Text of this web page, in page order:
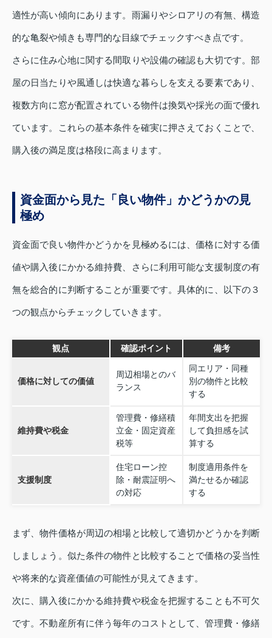
適性が高い傾向にあります。雨漏りやシロアリの有無、構造
的な亀裂や傾きも専門的な目線でチェックすべき点です。
さらに住み心地に関する間取りや設備の確認も大切です。部
屋の日当たりや風通しは快適な暮らしを支える要素であり、
複数方向に窓が配置されている物件は換気や採光の面で優れ
ています。これらの基本条件を確実に押さえておくことで、
購入後の満足度は格段に高まります。
資金面から見た「良い物件」かどうかの見
極め
資金面で良い物件かどうかを見極めるには、価格に対する価
値や購入後にかかる維持費、さらに利用可能な支援制度の有
無を総合的に判断することが重要です。具体的に、以下の３
つの観点からチェックしていきます。
観点 確認ポイント 備考
価格に対しての価値
周辺相場とのバ
ランス
同エリア・同種
別の物件と比較
する
維持費や税金
管理費・修繕積
立金・固定資産
税等
年間支出を把握
して負担感を試
算する
支援制度
住宅ローン控
除・耐震証明へ
の対応
制度適用条件を
満たせるか確認
する
まず、物件価格が周辺の相場と比較して適切かどうかを判断
しましょう。似た条件の物件と比較することで価格の妥当性
や将来的な資産価値の可能性が見えてきます。
次に、購入後にかかる維持費や税金を把握することも不可欠
です。不動産所有に伴う毎年のコストとして、管理費・修繕